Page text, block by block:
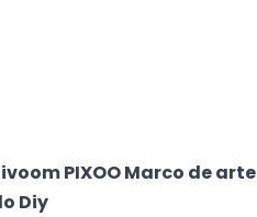
PIXOO Marco de arte
Diy